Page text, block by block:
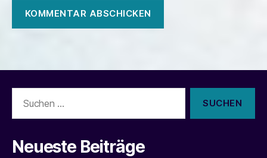
nach:
Neueste Beiträge